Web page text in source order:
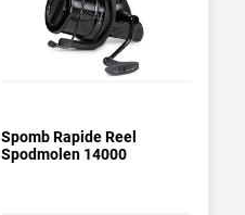
Spomb Rapide Reel
Spodmolen 14000